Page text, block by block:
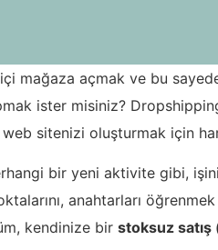
mağaza açmak ve bu
ister misiniz?
sitenizi oluşturmak için
bir yeni aktivite gibi,
anahtarları
kendinize bir stoksuz